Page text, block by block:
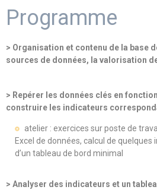
Programme
> Organisation et contenu de la base
sources de données, la valorisation
> Repérer les données clés en
construire les indicateurs
atelier : exercices sur poste de
Excel de données, calcul de
d’un tableau de bord minimal
> Analyser des indicateurs et un